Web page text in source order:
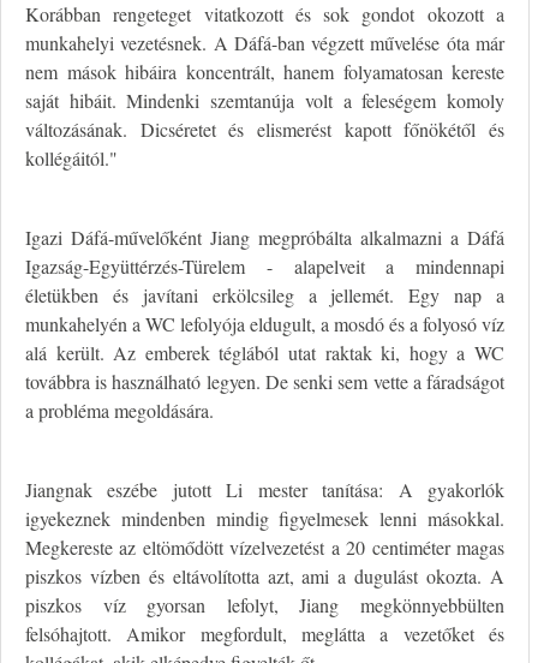
Korábban rengeteget vitatkozott és sok gondot okozott a
munkahelyi vezetésnek. A Dáfá-ban végzett művelése óta már
nem mások hibáira koncentrált, hanem folyamatosan kereste
saját hibáit. Mindenki szemtanúja volt a feleségem komoly
változásának. Dicséretet és elismerést kapott főnökétől és
kollégáitól."
Igazi Dáfá-művelőként Jiang megpróbálta alkalmazni a Dáfá
Igazság-Együttérzés-Türelem - alapelveit a mindennapi
életükben és javítani erkölcsileg a jellemét. Egy nap a
munkahelyén a WC lefolyója eldugult, a mosdó és a folyosó víz
alá került. Az emberek téglából utat raktak ki, hogy a WC
továbbra is használható legyen. De senki sem vette a fáradságot
a probléma megoldására.
Jiangnak eszébe jutott Li mester tanítása: A gyakorlók
igyekeznek mindenben mindig figyelmesek lenni másokkal.
Megkereste az eltömődött vízelvezetést a 20 centiméter magas
piszkos vízben és eltávolította azt, ami a dugulást okozta. A
piszkos víz gyorsan lefolyt, Jiang megkönnyebbülten
felsóhajtott. Amikor megfordult, meglátta a vezetőket és